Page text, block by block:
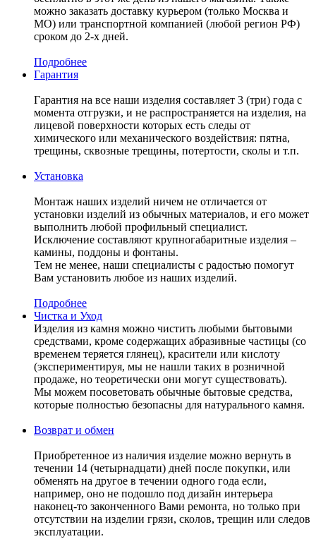
можно заказать доставку курьером (только Москва и
МО) или транспортной компанией (любой регион РФ)
сроком до 2-х дней.
Подробнее
Гарантия
Гарантия на все наши изделия составляет 3 (три) года с
момента отгрузки, и не распространяется на изделия, на
лицевой поверхности которых есть следы от
химического или механического воздействия: пятна,
трещины, сквозные трещины, потертости, сколы и т.п.
Установка
Монтаж наших изделий ничем не отличается от
установки изделий из обычных материалов, и его может
выполнить любой профильный специалист.
Исключение составляют крупногабаритные изделия –
камины, поддоны и фонтаны.
Тем не менее, наши специалисты с радостью помогут
Вам установить любое из наших изделий.
Подробнее
Чистка и Уход
Изделия из камня можно чистить любыми бытовыми
средствами, кроме содержащих абразивные частицы (со
временем теряется глянец), красители или кислоту
(экспериментируя, мы не нашли таких в розничной
продаже, но теоретически они могут существовать).
Мы можем посоветовать обычные бытовые средства,
которые полностью безопасны для натурального камня.
Возврат и обмен
Приобретенное из наличия изделие можно вернуть в
течении 14 (четырнадцати) дней после покупки, или
обменять на другое в течении одного года если,
например, оно не подошло под дизайн интерьера
наконец-то законченного Вами ремонта, но только при
отсутствии на изделии грязи, сколов, трещин или следов
эксплуатации.